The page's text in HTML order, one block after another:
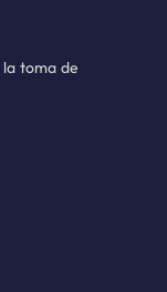
toma de